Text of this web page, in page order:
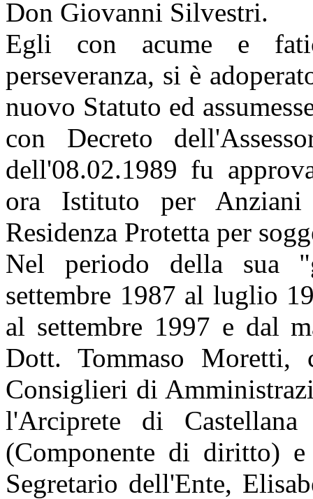
Don Giovanni Silvestri.
Egli con acume e
perseveranza, si è
nuovo Statuto ed
con Decreto
dell'08.02.1989 fu
ora Istituto per
Residenza Protetta per
Nel periodo della sua
settembre 1987 al luglio
al settembre 1997 e dal
Dott. Tommaso
Consiglieri di
l'Arciprete di
(Componente di diritto)
Segretario dell'Ente,